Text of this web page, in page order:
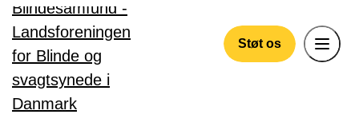
Gå til hovedindhold
Støt os